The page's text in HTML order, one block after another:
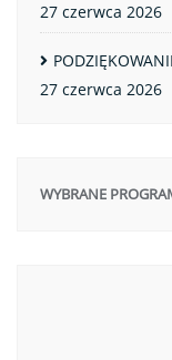
27 czerwca 2026
27 czerwca 2026
WYBRANE